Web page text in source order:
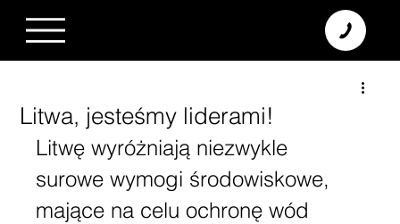
Litwa, jesteśmy liderami!
Litwę wyróżniają niezwykle
surowe wymogi środowiskowe,
mające na celu ochronę wód